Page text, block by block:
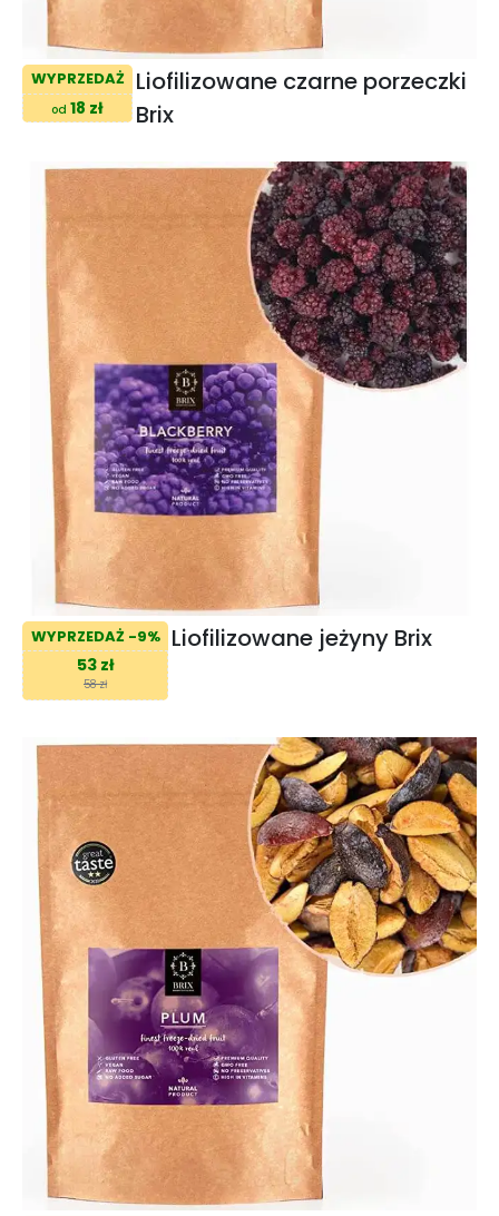
WYPRZEDAŻ
od 18 zł
Liofilizowane czarne porzeczki
Brix
WYPRZEDAŻ -9%
53 zł
58 zł
Liofilizowane jeżyny Brix